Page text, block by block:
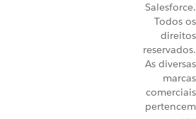
Salesforce.
Todos os
direitos
reservados.
As diversas
marcas
comerciais
pertencem